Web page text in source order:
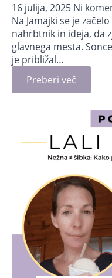
16 julija, 2025 Ni
Na Jamajki se je
nahrbtnik in ideja, da
glavnega mesta.
je približal…
Preberi več